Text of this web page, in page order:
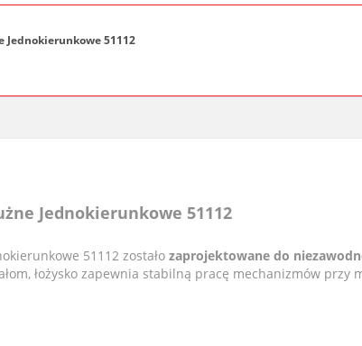
Jednokierunkowe 51112
Jednokierunkowe 51112
51112 zostało zaprojektowane do
łożysko zapewnia stabilną pracę mechanizmów przy